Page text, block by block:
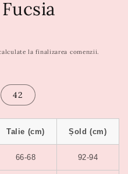
la finalizarea comenzii.
42
Talie (cm) Șold (cm)
66-68 92-94